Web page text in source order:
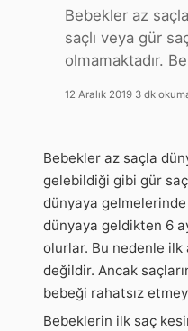
Bebekler az
saçlı veya gür
olmamaktadır.
12 Aralık 2019 3 dk
Bebekler az saçla
gelebildiği gibi gür
dünyaya
dünyaya geldikten 6
olurlar. Bu nedenle ilk
değildir. Ancak
bebeği rahatsız
Bebeklerin ilk saç